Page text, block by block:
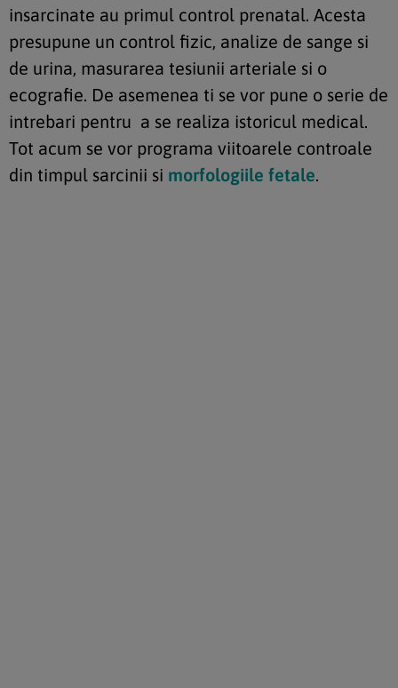
insarcinate au primul control prenatal. Acesta
presupune un control fizic, analize de sange si
de urina, masurarea tesiunii arteriale si o
ecografie. De asemenea ti se vor pune o serie de
intrebari pentru a se realiza istoricul medical.
Tot acum se vor programa viitoarele controale
din timpul sarcinii si morfologiile fetale.